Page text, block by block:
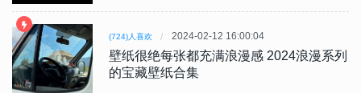
(724)人喜欢 2024-02-12 16:00:04
壁纸很绝每张都充满浪漫感 2024浪漫系列
的宝藏壁纸合集